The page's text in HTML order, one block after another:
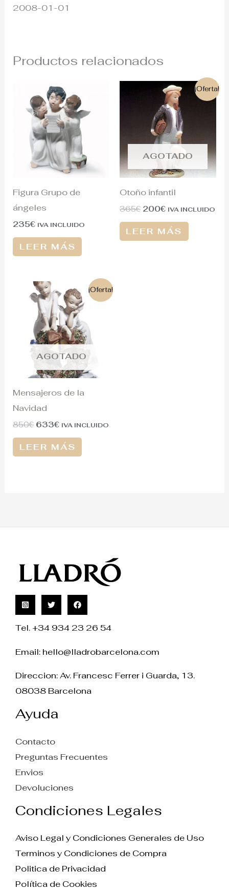
2008-01-01
Productos relacionados
Figura Grupo de
ángeles
235€ IVA INCLUIDO
LEER MÁS
¡Oferta!
AGOTADO
Otoño infantil
365€
precio
original
era:
365€.
200€
El
precio
actual
es:
200€.
IVA INCLUIDO
LEER MÁS
¡Oferta!
AGOTADO
Mensajeros de la
Navidad
850€
El
precio
original
era:
850€.
633€
precio
actual
es:
633€.
IVA INCLUIDO
LEER MÁS
Tel. +34 934 23 26 54
Email: hello@lladrobarcelona.com
Direccion: Av. Francesc Ferrer i Guarda, 13.
08038 Barcelona
Ayuda
Contacto
Preguntas Frecuentes
Envios
Devoluciones
Condiciones Legales
Aviso Legal y Condiciones Generales de Uso
Terminos y Condiciones de Compra
Politica de Privacidad
Política de Cookies